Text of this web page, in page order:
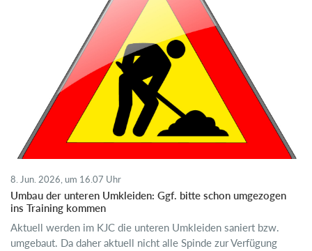
8. Jun. 2026, um 16.07 Uhr
Umbau der unteren Umkleiden: Ggf. bitte schon umgezogen
ins Training kommen
Aktuell werden im KJC die unteren Umkleiden saniert bzw.
umgebaut. Da daher aktuell nicht alle Spinde zur Verfügung